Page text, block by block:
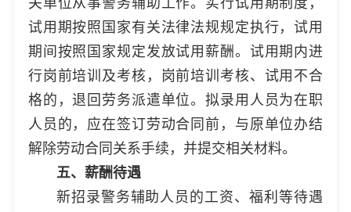
试用期按照国家有关法律法规规定执行，试用
期间按照国家规定发放试用薪酬。试用期内进
行岗前培训及考核，岗前培训考核、试用不合
格的，退回劳务派遣单位。拟录用人员为在职
人员的，应在签订劳动合同前，与原单位办结
解除劳动合同关系手续，并提交相关材料。
五、薪酬待遇
新招录警务辅助人员的工资、福利等待遇